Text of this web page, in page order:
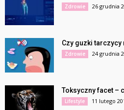
Zdrowie 26 grudnia
Czy guzki tarczycy
Zdrowie 24 grudnia
Toksyczny facet –
Lifestyle 11 lutego